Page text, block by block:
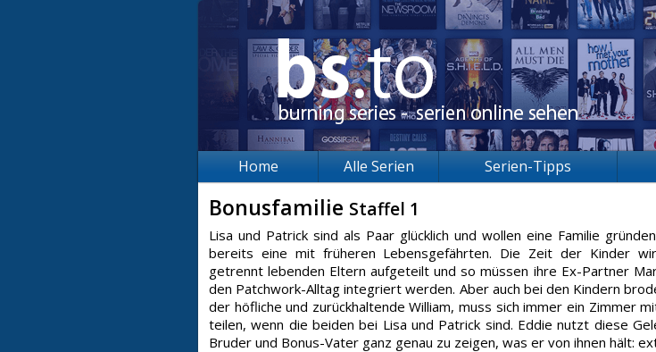
Home Alle Serien Serien-Tipps
Bonusfamilie Staffel 1
Lisa und Patrick sind als Paar glücklich und wollen eine Familie
bereits eine mit früheren Lebensgefährten. Die Zeit der Kinder
getrennt lebenden Eltern aufgeteilt und so müssen ihre Ex-Partner
den Patchwork-Alltag integriert werden. Aber auch bei den Kindern
der höfliche und zurückhaltende William, muss sich immer ein Zimmer
teilen, wenn die beiden bei Lisa und Patrick sind. Eddie nutzt diese
Bruder und Bonus-Vater ganz genau zu zeigen, was er von ihnen hält: